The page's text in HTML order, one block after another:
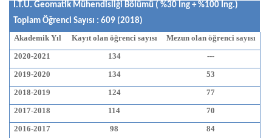
İ.T.Ü. Geomatik Mühendisliği Bölümü ( %30 İng + %100 İng.)
Toplam Öğrenci Sayısı : 609 (2018)
Akademik Yıl
Kayıt olan öğrenci sayısı
Mezun olan öğrenci sayısı
2020-2021
134
---
2019-2020
134
53
2018-2019
124
77
2017-2018
114
70
2016-2017
98
84